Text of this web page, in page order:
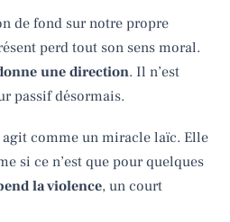
de fond sur notre propre
perd tout son sens moral.
une direction. Il n’est
passif désormais.
agit comme un miracle laïc. Elle
si ce n’est que pour quelques
la violence, un court